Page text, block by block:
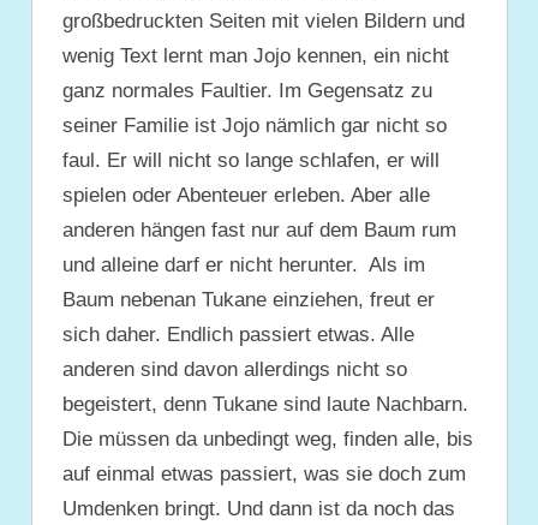
großbedruckten Seiten mit vielen Bildern und
wenig Text lernt man Jojo kennen, ein nicht
ganz normales Faultier. Im Gegensatz zu
seiner Familie ist Jojo nämlich gar nicht so
faul. Er will nicht so lange schlafen, er will
spielen oder Abenteuer erleben. Aber alle
anderen hängen fast nur auf dem Baum rum
und alleine darf er nicht herunter. Als im
Baum nebenan Tukane einziehen, freut er
sich daher. Endlich passiert etwas. Alle
anderen sind davon allerdings nicht so
begeistert, denn Tukane sind laute Nachbarn.
Die müssen da unbedingt weg, finden alle, bis
auf einmal etwas passiert, was sie doch zum
Umdenken bringt. Und dann ist da noch das